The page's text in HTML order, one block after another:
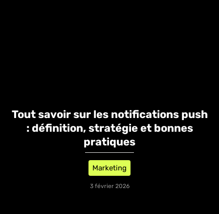
Tout savoir sur les notifications push
: définition, stratégie et bonnes
pratiques
Marketing
3 février 2026